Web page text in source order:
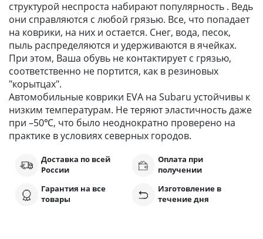
структурой неспроста набирают популярность . Ведь
они справляются с любой грязью. Все, что попадает
на коврики, на них и остается. Снег, вода, песок,
пыль распределяются и удерживаются в ячейках.
При этом, Ваша обувь не контактирует с грязью,
соответственно не портится, как в резиновых
"корытцах".
Автомобильные коврики EVA на Subaru устойчивы к
низким температурам. Не теряют эластичность даже
при –50℃, что было неоднократно проверено на
практике в условиях северных городов.
Доставка по всей
России
Оплата при
получении
Гарантия на все
товары
Изготовление в
течение дня